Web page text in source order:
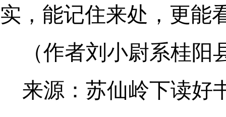
实，能记住来处，更能
（作者刘小尉系桂
来源：苏仙岭下读好